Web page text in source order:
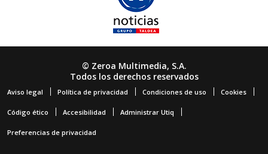
© Zeroa Multimedia, S.A.
Todos los derechos reservados
Aviso legal Política de privacidad Condiciones de uso Cookies
Código ético Accesibilidad Administrar Utiq
Preferencias de privacidad